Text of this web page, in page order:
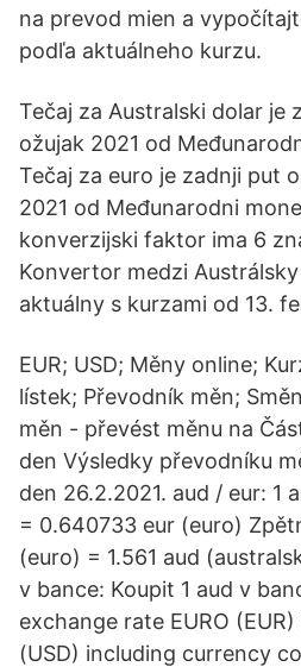
na prevod mien a
podľa aktuálneho kurzu.
Tečaj za Australski dolar je
ožujak 2021 od
Tečaj za euro je zadnji put
2021 od Međunarodni
konverzijski faktor ima 6
Konvertor medzi
aktuálny s kurzami od 13.
EUR; USD; Měny online;
lístek; Převodník měn;
měn - převést měnu na
den Výsledky převodníku
den 26.2.2021. aud / eur: 1
= 0.640733 eur (euro)
(euro) = 1.561 aud
v bance: Koupit 1 aud v
exchange rate EURO
(USD) including currency